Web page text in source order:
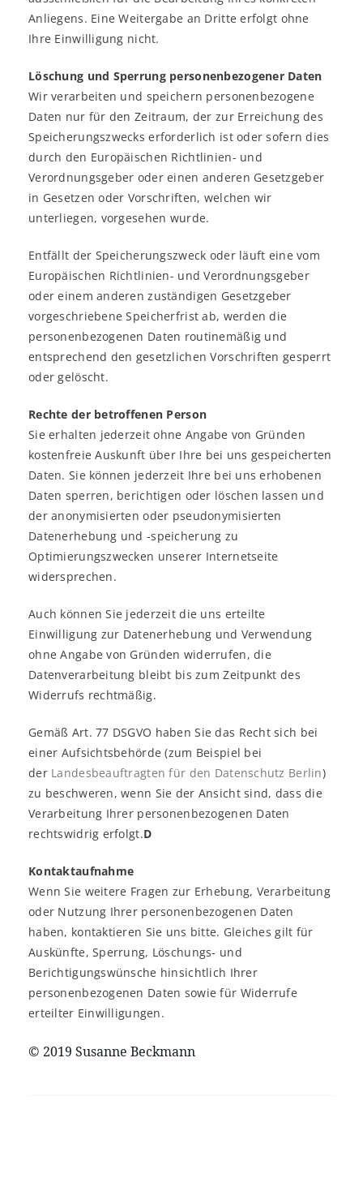
Anliegens. Eine Weitergabe an Dritte erfolgt ohne
Ihre Einwilligung nicht.
Löschung und Sperrung personenbezogener Daten
Wir verarbeiten und speichern personenbezogene
Daten nur für den Zeitraum, der zur Erreichung des
Speicherungszwecks erforderlich ist oder sofern dies
durch den Europäischen Richtlinien- und
Verordnungsgeber oder einen anderen Gesetzgeber
in Gesetzen oder Vorschriften, welchen wir
unterliegen, vorgesehen wurde.
Entfällt der Speicherungszweck oder läuft eine vom
Europäischen Richtlinien- und Verordnungsgeber
oder einem anderen zuständigen Gesetzgeber
vorgeschriebene Speicherfrist ab, werden die
personenbezogenen Daten routinemäßig und
entsprechend den gesetzlichen Vorschriften gesperrt
oder gelöscht.
Rechte der betroffenen Person
Sie erhalten jederzeit ohne Angabe von Gründen
kostenfreie Auskunft über Ihre bei uns gespeicherten
Daten. Sie können jederzeit Ihre bei uns erhobenen
Daten sperren, berichtigen oder löschen lassen und
der anonymisierten oder pseudonymisierten
Datenerhebung und -speicherung zu
Optimierungszwecken unserer Internetseite
widersprechen.
Auch können Sie jederzeit die uns erteilte
Einwilligung zur Datenerhebung und Verwendung
ohne Angabe von Gründen widerrufen, die
Datenverarbeitung bleibt bis zum Zeitpunkt des
Widerrufs rechtmäßig.
Gemäß Art. 77 DSGVO haben Sie das Recht sich bei
einer Aufsichtsbehörde (zum Beispiel bei
der Landesbeauftragten für den Datenschutz Berlin)
zu beschweren, wenn Sie der Ansicht sind, dass die
Verarbeitung Ihrer personenbezogenen Daten
rechtswidrig erfolgt.D
Kontaktaufnahme
Wenn Sie weitere Fragen zur Erhebung, Verarbeitung
oder Nutzung Ihrer personenbezogenen Daten
haben, kontaktieren Sie uns bitte. Gleiches gilt für
Auskünfte, Sperrung, Löschungs- und
Berichtigungswünsche hinsichtlich Ihrer
personenbezogenen Daten sowie für Widerrufe
erteilter Einwilligungen.
© 2019 Susanne Beckmann